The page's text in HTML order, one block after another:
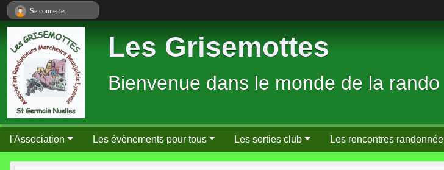
Les Grisemottes
Bienvenue dans le monde de la rando
l'Association Les évènements pour tous Les sorties club Les rencontres randonnée
Se connecter
Panneau de gestion des cookies